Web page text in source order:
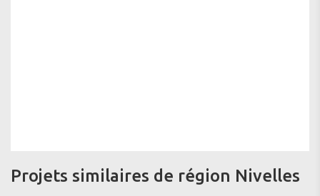
Projets similaires de région Nivelles